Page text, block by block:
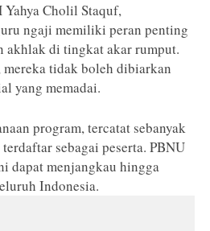
Yahya Cholil Staquf,
ngaji memiliki peran penting
akhlak di tingkat akar rumput.
tidak boleh dibiarkan
yang memadai.
program, tercatat sebanyak
sebagai peserta. PBNU
dapat menjangkau hingga
Indonesia.